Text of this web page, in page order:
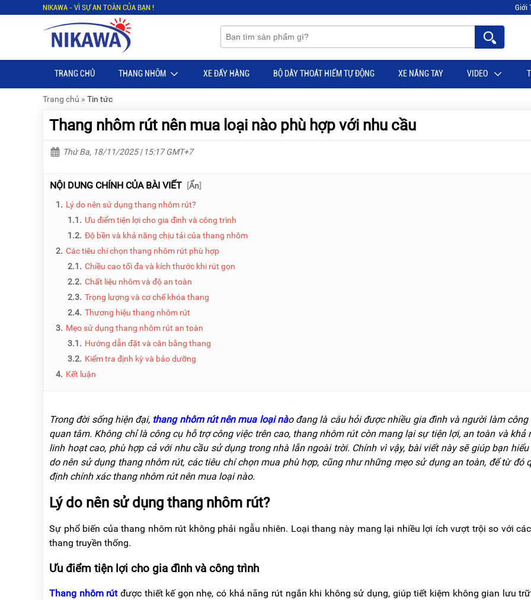
NIKAWA - VÌ SỰ AN TOÀN CỦA BẠN ! Giới
TRANG CHỦ THANG NHÔM XE ĐẨY HÀNG BỘ DÂY THOÁT HIỂM TỰ ĐỘNG XE NÂNG TAY VIDEO
Menu
CHỦ
Menu
CHỦ
Trang chủ » Tin tức
Thang nhôm rút nên mua loại nào phù hợp với nhu cầu
Thứ Ba, 18/11/2025 | 15:17 GMT+7
NỘI DUNG CHÍNH CỦA BÀI VIẾT [Ẩn]
1. Lý do nên sử dụng thang nhôm rút?
1.1. Ưu điểm tiện lợi cho gia đình và công trình
1.2. Độ bền và khả năng chịu tải của thang nhôm
2. Các tiêu chí chọn thang nhôm rút phù hợp
2.1. Chiều cao tối đa và kích thước khi rút gọn
2.2. Chất liệu nhôm và độ an toàn
2.3. Trọng lượng và cơ chế khóa thang
2.4. Thương hiệu thang nhôm rút
3. Mẹo sử dụng thang nhôm rút an toàn
3.1. Hướng dẫn đặt và cân bằng thang
3.2. Kiểm tra định kỳ và bảo dưỡng
4. Kết luận
Trong đời sống hiện đại, thang nhôm rút nên mua loại nào đang là câu hỏi được nhiều gia đình và người làm công
quan tâm. Không chỉ là công cụ hỗ trợ công việc trên cao, thang nhôm rút còn mang lại sự tiện lợi, an toàn và khả
linh hoạt cao, phù hợp cả với nhu cầu sử dụng trong nhà lẫn ngoài trời. Chính vì vậy, bài viết này sẽ giúp bạn hiểu
do nên sử dụng thang nhôm rút, các tiêu chí chọn mua phù hợp, cũng như những mẹo sử dụng an toàn, để từ đó
định chính xác thang nhôm rút nên mua loại nào.
Lý do nên sử dụng thang nhôm rút?
Sự phổ biến của thang nhôm rút không phải ngẫu nhiên. Loại thang này mang lại nhiều lợi ích vượt trội so với
thang truyền thống.
Ưu điểm tiện lợi cho gia đình và công trình
Thang nhôm rútđược thiết kế gọn nhẹ, có khả năng rút ngắn khi không sử dụng, giúp tiết kiệm không gian lưu